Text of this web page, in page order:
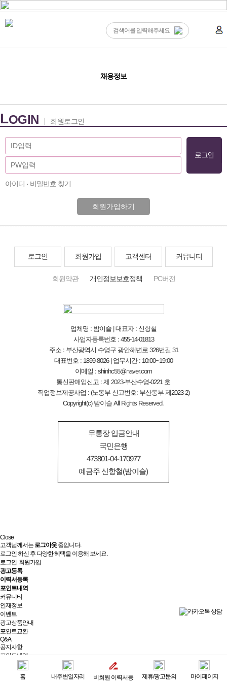
채용정보
LOGIN 회원로그인
아이디 · 비밀번호 찾기
회원가입하기
로그인 회원가입 고객센터 커뮤니티
회원약관 개인정보보호정책 PC버전
업체명 : 밤이슬 | 대표자 : 신항철
사업자등록번호 : 455-14-01813
주소 : 부산광역시 수영구 광안해변로 326번길 31
대표번호 : 1899-8026 | 업무시간 : 10:00~19:00
이메일 : shinhc55@naver.com
통신판매업신고 : 제 2023-부산수영-0221 호
직업정보제공사업 : (노동부 신고번호: 부산동부 제2023-2)
Copyright(c) 밤이슬 All Rights Reserved.
무통장 입금안내
국민은행
473801-04-170977
예금주 신항철(밤이슬)
홈 내주변일자리 비회원 이력서등 제휴/광고문의 마이페이지
Close
고객님께서는로그아웃중입니다.
로그인 하신 후 다양한 혜택을 이용해 보세요.
로그인 회원가입
광고등록
이력서등록
포인트내역
커뮤니티
인재정보
이벤트
광고상품안내
포인트교환
Q&A
공지사항
포인트내역
제휴/광고문의
실시간상담